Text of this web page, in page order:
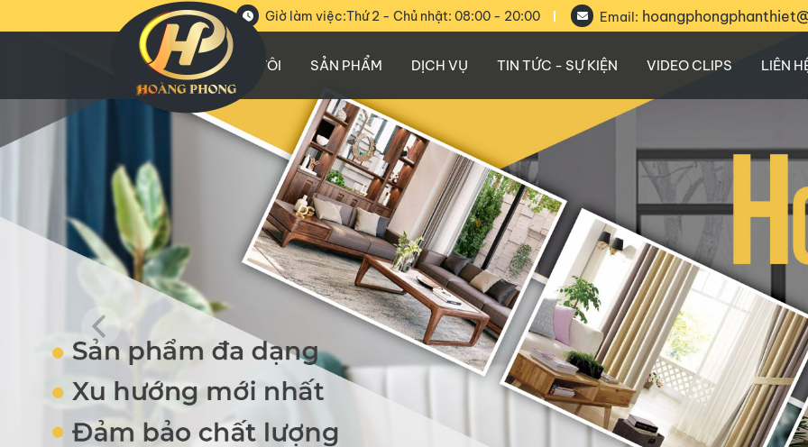
Giờ làm việc:Thứ 2 - Chủ nhật: 08:00 - 20:00 Email:
VỀ CHÚNG TÔI SẢN PHẨM DỊCH VỤ TIN TỨC - SỰ KIỆN VIDEO CLIPS LIÊN